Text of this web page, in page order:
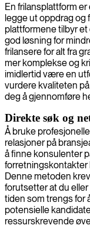
En frilansplattform
legge ut oppdrag og
plattformene tilbyr
god løsning for
frilansere for alt fra
mer komplekse og
imidlertid være en
vurdere kvaliteten
deg å gjennomføre
Direkte søk og
Å bruke
relasjoner på
å finne konsulenter
forretningskontakter
Denne metoden
forutsetter at du
tiden som trengs for
potensielle
ressurskrevende